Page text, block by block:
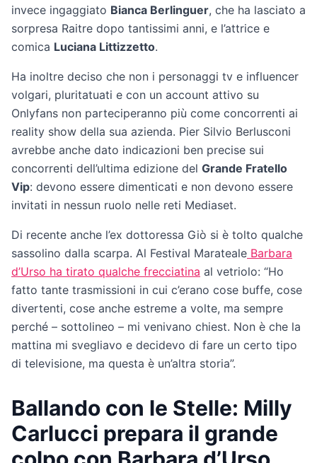
invece ingaggiato Bianca Berlinguer, che ha lasciato a
sorpresa Raitre dopo tantissimi anni, e l’attrice e
comica Luciana Littizzetto.
Ha inoltre deciso che non i personaggi tv e influencer
volgari, pluritatuati e con un account attivo su
Onlyfans non parteciperanno più come concorrenti ai
reality show della sua azienda. Pier Silvio Berlusconi
avrebbe anche dato indicazioni ben precise sui
concorrenti dell’ultima edizione del Grande Fratello
Vip: devono essere dimenticati e non devono essere
invitati in nessun ruolo nelle reti Mediaset.
Di recente anche l’ex dottoressa Giò si è tolto qualche
sassolino dalla scarpa. Al Festival Marateale Barbara
d’Urso ha tirato qualche frecciatina al vetriolo: “Ho
fatto tante trasmissioni in cui c’erano cose buffe, cose
divertenti, cose anche estreme a volte, ma sempre
perché – sottolineo – mi venivano chiest. Non è che la
mattina mi svegliavo e decidevo di fare un certo tipo
di televisione, ma questa è un’altra storia”.
Ballando con le Stelle: Milly
Carlucci prepara il grande